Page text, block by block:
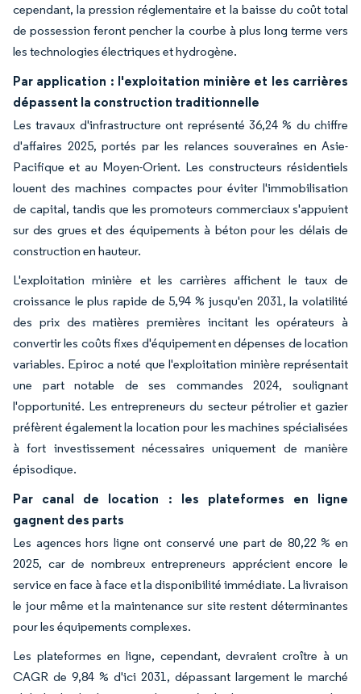
cependant, la pression réglementaire et la baisse du coût total
de possession feront pencher la courbe à plus long terme vers
les technologies électriques et hydrogène.
Par application : l'exploitation minière et les carrières
dépassent la construction traditionnelle
Les travaux d'infrastructure ont représenté 36,24 % du chiffre
d'affaires 2025, portés par les relances souveraines en Asie-
Pacifique et au Moyen-Orient. Les constructeurs résidentiels
louent des machines compactes pour éviter l'immobilisation
de capital, tandis que les promoteurs commerciaux s'appuient
sur des grues et des équipements à béton pour les délais de
construction en hauteur.
L'exploitation minière et les carrières affichent le taux de
croissance le plus rapide de 5,94 % jusqu'en 2031, la volatilité
des prix des matières premières incitant les opérateurs à
convertir les coûts fixes d'équipement en dépenses de location
variables. Epiroc a noté que l'exploitation minière représentait
une part notable de ses commandes 2024, soulignant
l'opportunité. Les entrepreneurs du secteur pétrolier et gazier
préfèrent également la location pour les machines spécialisées
à fort investissement nécessaires uniquement de manière
épisodique.
Par canal de location : les plateformes en ligne
gagnent des parts
Les agences hors ligne ont conservé une part de 80,22 % en
2025, car de nombreux entrepreneurs apprécient encore le
service en face à face et la disponibilité immédiate. La livraison
le jour même et la maintenance sur site restent déterminantes
pour les équipements complexes.
Les plateformes en ligne, cependant, devraient croître à un
CAGR de 9,84 % d'ici 2031, dépassant largement le marché